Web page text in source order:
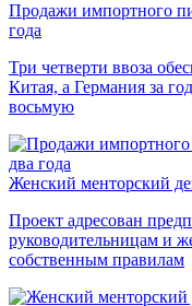
Продажи импортного
года
Три четверти ввоза
Китая, а Германия за
восьмую
Женский менторский
Проект адресован
руководительницам и
собственным правилам